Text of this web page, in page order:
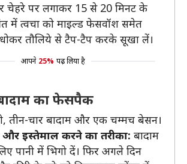
चेहरे पर लगाकर 15 से 20 मिनट के
में त्वचा को माइल्ड फेसवॉश समेत
तौलिये से टैप-टैप करके सूखा लें।
आपने 25% पढ़ लिया है
का फेसपैक
तीन-चार बादाम और एक चम्मच बेसन।
इस्तेमाल करने का तरीका: बादाम
पानी में भिगो दें। फिर अगले दिन